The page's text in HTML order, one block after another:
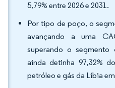
5,79% entre 2026 e 2031.
Por tipo de poço, o
avançando a uma
superando o segmento
ainda detinha 97,32%
petróleo e gás da Líbia